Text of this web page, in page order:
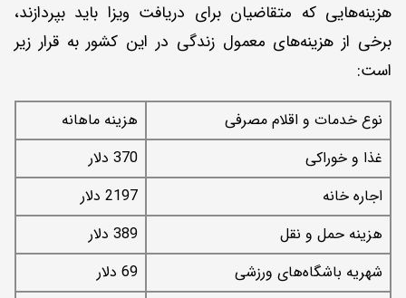
هزینه‌هایی که متقاضیان برای دریافت ویزا باید بپردازند،
برخی از هزینه‌های معمول زندگی در این کشور به قرار زیر
است:
نوع خدمات و اقلام مصرفی
هزینه ماهانه
غذا و خوراکی
370 دلار
اجاره خانه
2197 دلار
هزینه حمل و نقل
389 دلار
شهریه باشگاه‌های ورزشی
69 دلار